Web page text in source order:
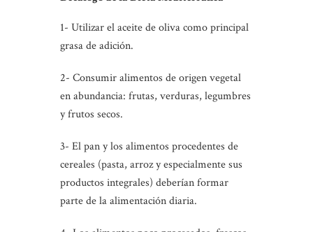
1- Utilizar el aceite de oliva como principal
grasa de adición.
2- Consumir alimentos de origen vegetal
en abundancia: frutas, verduras, legumbres
y frutos secos.
3- El pan y los alimentos procedentes de
cereales (pasta, arroz y especialmente sus
productos integrales) deberían formar
parte de la alimentación diaria.